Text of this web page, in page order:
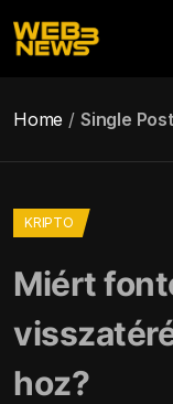
Home Single Post
KRIPTO
Miért
hoz?